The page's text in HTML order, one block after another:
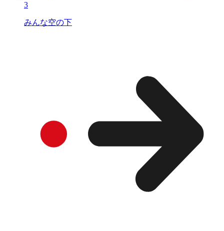
3
みんな空の下